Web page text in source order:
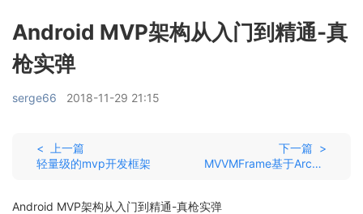
Android MVP架构从入门到精通-真
枪实弹
serge66 2018-11-29 21:15
< 上一篇
轻量级的mvp开发框架
下一篇 >
MVVMFrame基于Architecture Components dependencies构建的MVVM快速开发框架
Android MVP架构从入门到精通-真枪实弹